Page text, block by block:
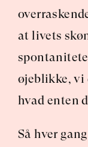
at livets
øjeblikke, vi
hvad enten
Så hver